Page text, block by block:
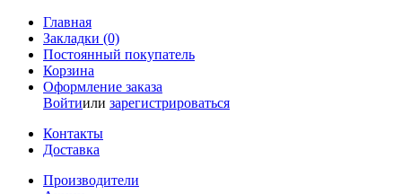
Главная
Закладки (0)
Постоянный покупатель
Корзина
Оформление заказа
Войтиили зарегистрироваться
Контакты
Доставка
Производители